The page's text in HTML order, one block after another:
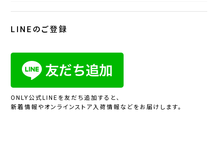
LINEのご登録
ONLY公式LINEを友だち追加すると、
新着情報やオンラインストア入荷情報などをお届けします。